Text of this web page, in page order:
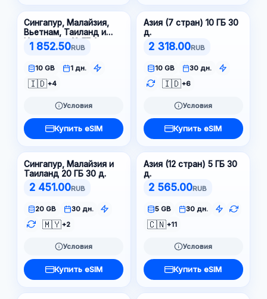
Сингапур, Малайзия,
Вьетнам, Таиланд и
Индонезия 10 ГБ 1 д.
1 852.50RUB
10 GB 1 дн.
🇮🇩+4
Условия
Купить eSIM
Азия (7 стран) 10 ГБ 30
д.
2 318.00RUB
10 GB 30 дн.
🇮🇩+6
Условия
Купить eSIM
Сингапур, Малайзия и
Таиланд 20 ГБ 30 д.
2 451.00RUB
20 GB 30 дн.
🇲🇾+2
Условия
Купить eSIM
Азия (12 стран) 5 ГБ 30
д.
2 565.00RUB
5 GB 30 дн.
🇨🇳+11
Условия
Купить eSIM